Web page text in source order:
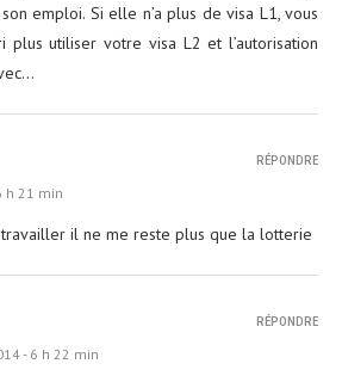
emploi. Si elle n’a plus de visa L1, vous
plus utiliser votre visa L2 et l’autorisation
h 21 min
il ne me reste plus que la lotterie
RÉPONDRE
- 6 h 22 min
RÉPONDRE